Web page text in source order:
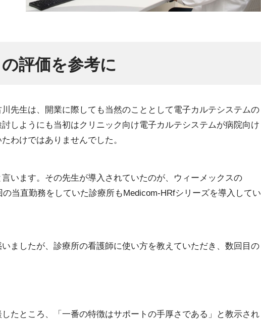
評価を参考に
先生は、開業に際しても当然のこととして電子カルテシステムの
しようにも当初はクリニック向け電子カルテシステムが病院向け
わけではありませんでした。
います。その先生が導入されていたのが、ウィーメックスの
当直勤務をしていた診療所もMedicom-HRfシリーズを導入してい
ましたが、診療所の看護師に使い方を教えていただき、数回目の
たところ、「一番の特徴はサポートの手厚さである」と教示され